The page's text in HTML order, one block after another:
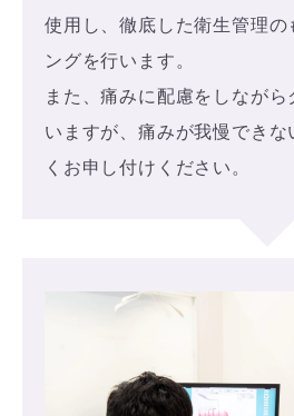
使用し、徹底した衛生管理の
ングを行います。
また、痛みに配慮をしなが
いますが、痛みが我慢できな
くお申し付けください。